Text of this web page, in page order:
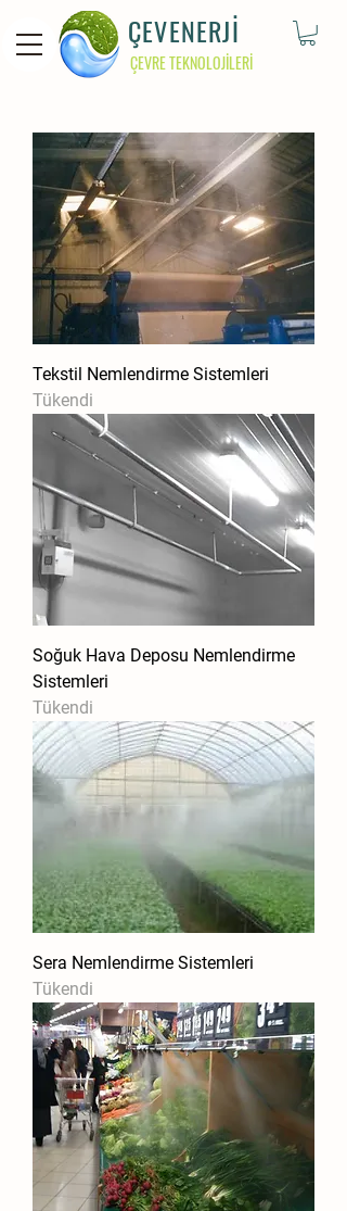
ÇEVENERJİ
ÇEVRE TEKNOLOJİLERİ
Tekstil Nemlendirme Sistemleri
Tükendi
Soğuk Hava Deposu Nemlendirme
Sistemleri
Tükendi
Sera Nemlendirme Sistemleri
Tükendi